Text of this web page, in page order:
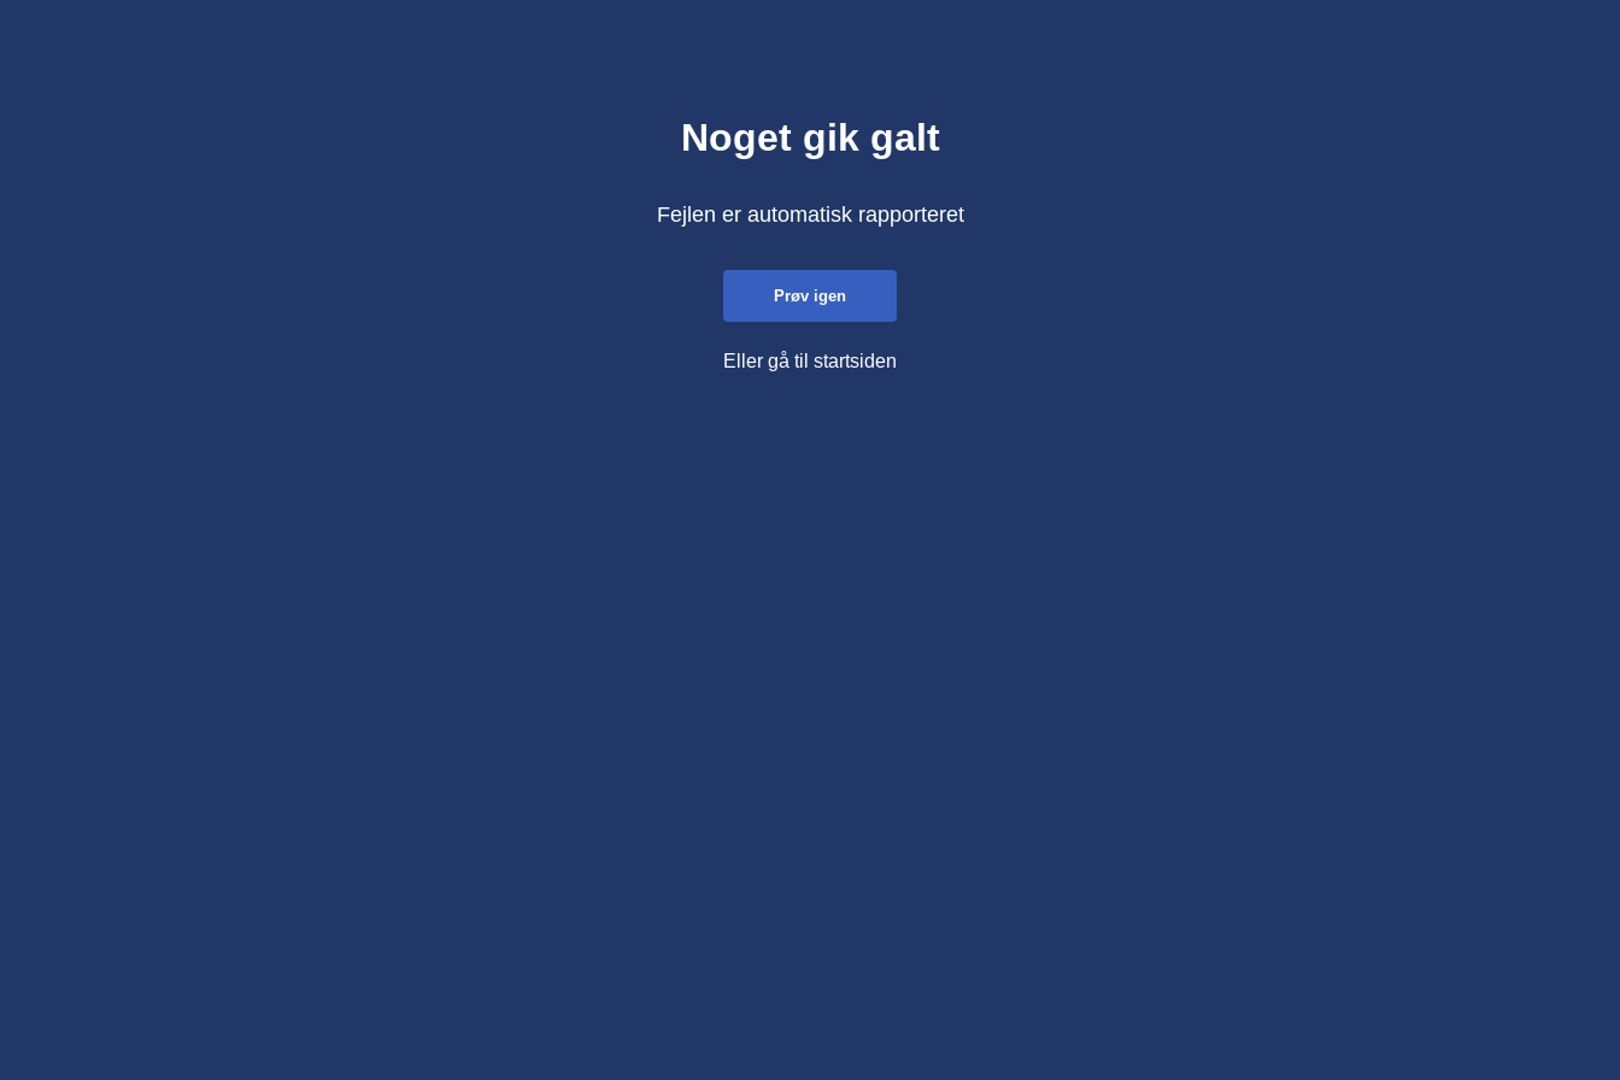
Noget gik galt
Fejlen er automatisk rapporteret
Prøv igen
Eller gå til startsiden